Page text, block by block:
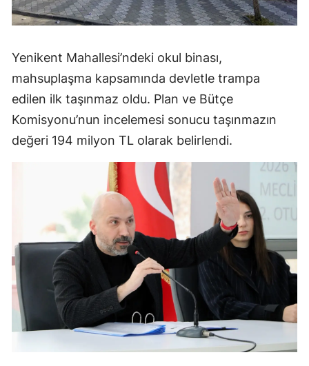
Yenikent Mahallesi’ndeki okul binası,
mahsuplaşma kapsamında devletle trampa
edilen ilk taşınmaz oldu. Plan ve Bütçe
Komisyonu’nun incelemesi sonucu taşınmazın
değeri 194 milyon TL olarak belirlendi.